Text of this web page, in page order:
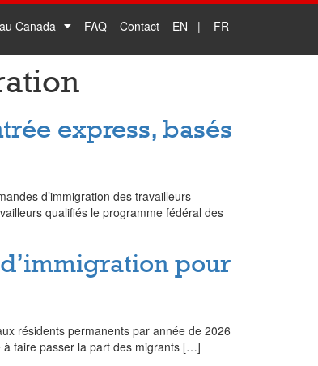
Canada FAQ Contact EN FR
express, basés
d’immigration des travailleurs
qualifiés le programme fédéral des
pour
résidents permanents par année de 2026
à faire passer la part des migrants […]